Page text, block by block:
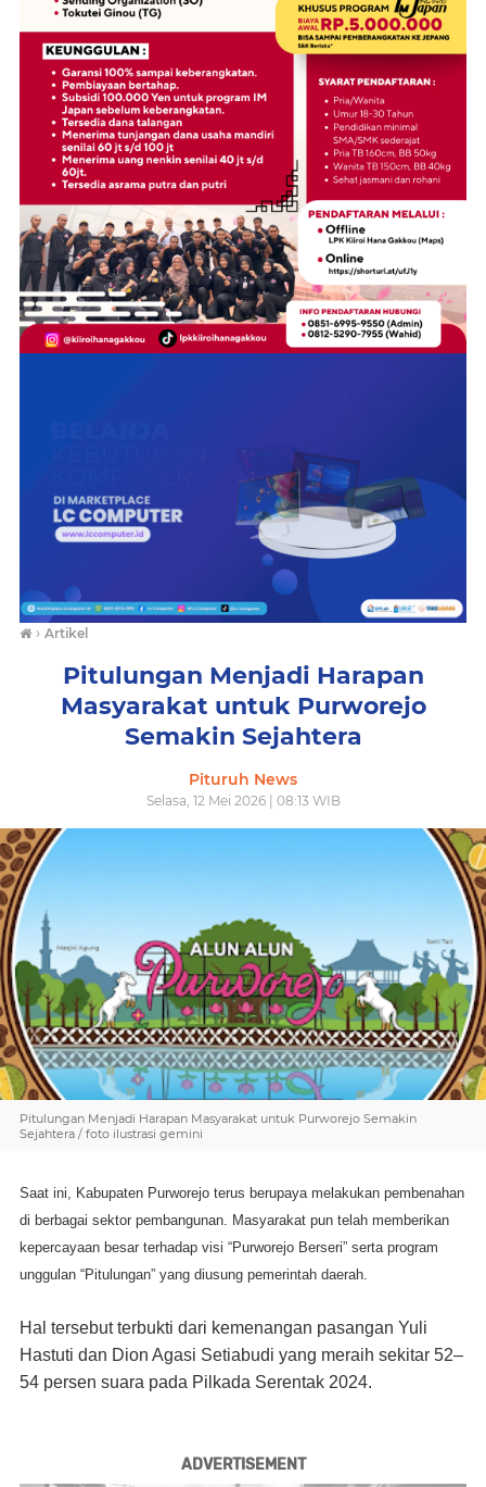
› Artikel
Pitulungan Menjadi Harapan
Masyarakat untuk Purworejo
Semakin Sejahtera
Pituruh News
Selasa, 12 Mei 2026 | 08:13 WIB
Pitulungan Menjadi Harapan Masyarakat untuk Purworejo Semakin
Sejahtera / foto ilustrasi gemini
Saat ini, Kabupaten Purworejo terus berupaya melakukan pembenahan
di berbagai sektor pembangunan. Masyarakat pun telah memberikan
kepercayaan besar terhadap visi “Purworejo Berseri” serta program
unggulan “Pitulungan” yang diusung pemerintah daerah.
Hal tersebut terbukti dari kemenangan pasangan Yuli
Hastuti dan Dion Agasi Setiabudi yang meraih sekitar 52–
54 persen suara pada Pilkada Serentak 2024.
ADVERTISEMENT